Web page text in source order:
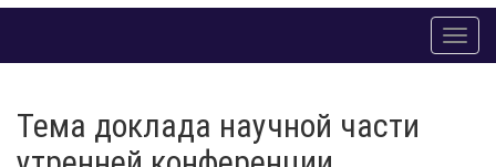
Тема доклада научной части